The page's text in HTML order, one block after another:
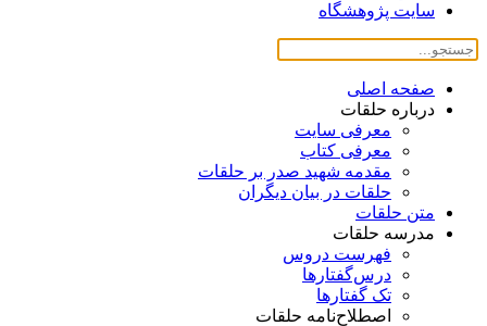
سایت پژوهشگاه
صفحه اصلی
درباره حلقات
معرفی سایت
معرفی کتاب
مقدمه شهید صدر بر حلقات
حلقات در بیان دیگران
متن حلقات
مدرسه حلقات
فهرست دروس
درس‌گفتار‌ها
تک گفتارها
اصطلاح‌نامه حلقات